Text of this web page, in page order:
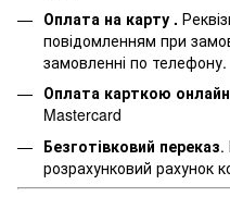
Оплата на карту .
повідомленням при
замовленні по телефону.
Оплата карткою онлайн
Mastercard
Безготівковий переказ.
розрахунковий рахунок